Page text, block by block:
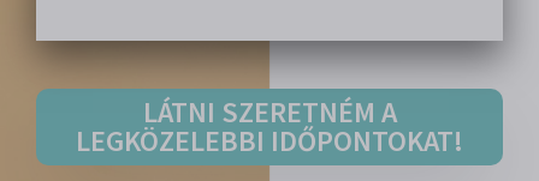
LÁTNI SZERETNÉM A
LEGKÖZELEBBI IDŐPONTOKAT!